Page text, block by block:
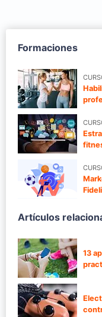
Formaciones
Artículos
13